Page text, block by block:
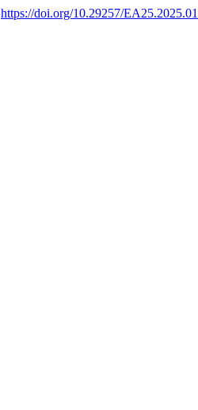
https://doi.org/10.29257/EA25.2025.01